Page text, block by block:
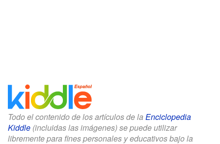
Todo el contenido de los artículos de la Enciclopedia
Kiddle (incluidas las imágenes) se puede utilizar
libremente para fines personales y educativos bajo la